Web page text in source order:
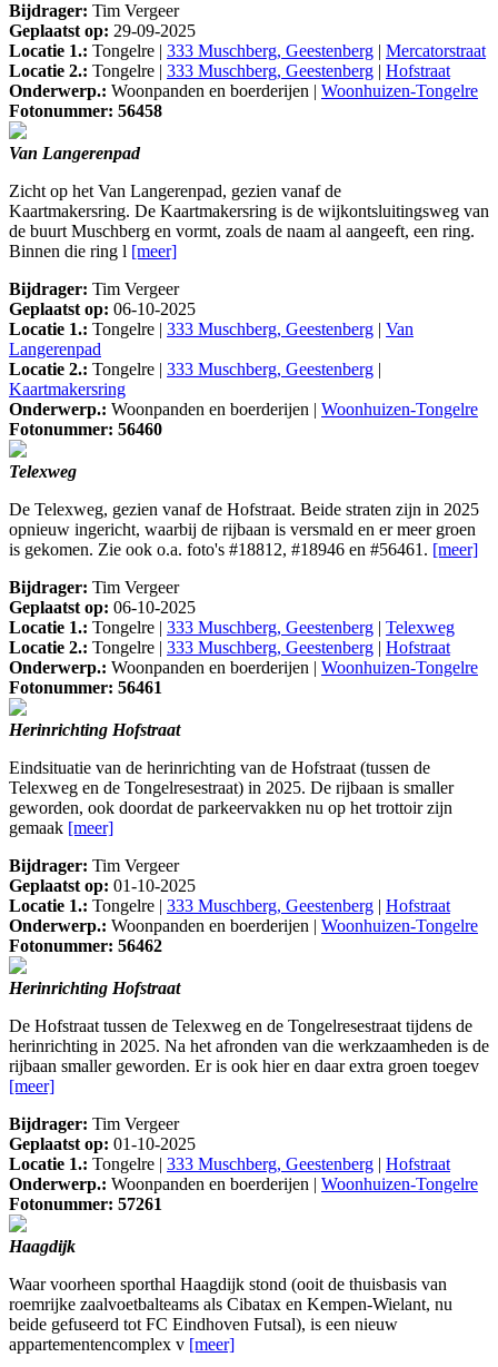
Bijdrager: Tim Vergeer
Geplaatst op: 29-09-2025
Locatie 1.: Tongelre | 333 Muschberg, Geestenberg | Mercatorstraat
Locatie 2.: Tongelre | 333 Muschberg, Geestenberg | Hofstraat
Onderwerp.: Woonpanden en boerderijen | Woonhuizen-Tongelre
Fotonummer: 56458
Van Langerenpad
Zicht op het Van Langerenpad, gezien vanaf de
Kaartmakersring. De Kaartmakersring is de wijkontsluitingsweg van
de buurt Muschberg en vormt, zoals de naam al aangeeft, een ring.
Binnen die ring l [meer]
Bijdrager: Tim Vergeer
Geplaatst op: 06-10-2025
Locatie 1.: Tongelre | 333 Muschberg, Geestenberg | Van
Langerenpad
Locatie 2.: Tongelre | 333 Muschberg, Geestenberg |
Kaartmakersring
Onderwerp.: Woonpanden en boerderijen | Woonhuizen-Tongelre
Fotonummer: 56460
Telexweg
De Telexweg, gezien vanaf de Hofstraat. Beide straten zijn in 2025
opnieuw ingericht, waarbij de rijbaan is versmald en er meer groen
is gekomen. Zie ook o.a. foto's #18812, #18946 en #56461. [meer]
Bijdrager: Tim Vergeer
Geplaatst op: 06-10-2025
Locatie 1.: Tongelre | 333 Muschberg, Geestenberg | Telexweg
Locatie 2.: Tongelre | 333 Muschberg, Geestenberg | Hofstraat
Onderwerp.: Woonpanden en boerderijen | Woonhuizen-Tongelre
Fotonummer: 56461
Herinrichting Hofstraat
Eindsituatie van de herinrichting van de Hofstraat (tussen de
Telexweg en de Tongelresestraat) in 2025. De rijbaan is smaller
geworden, ook doordat de parkeervakken nu op het trottoir zijn
gemaak [meer]
Bijdrager: Tim Vergeer
Geplaatst op: 01-10-2025
Locatie 1.: Tongelre | 333 Muschberg, Geestenberg | Hofstraat
Onderwerp.: Woonpanden en boerderijen | Woonhuizen-Tongelre
Fotonummer: 56462
Herinrichting Hofstraat
De Hofstraat tussen de Telexweg en de Tongelresestraat tijdens de
herinrichting in 2025. Na het afronden van die werkzaamheden is de
rijbaan smaller geworden. Er is ook hier en daar extra groen toegev
[meer]
Bijdrager: Tim Vergeer
Geplaatst op: 01-10-2025
Locatie 1.: Tongelre | 333 Muschberg, Geestenberg | Hofstraat
Onderwerp.: Woonpanden en boerderijen | Woonhuizen-Tongelre
Fotonummer: 57261
Haagdijk
Waar voorheen sporthal Haagdijk stond (ooit de thuisbasis van
roemrijke zaalvoetbalteams als Cibatax en Kempen-Wielant, nu
beide gefuseerd tot FC Eindhoven Futsal), is een nieuw
appartementencomplex v [meer]